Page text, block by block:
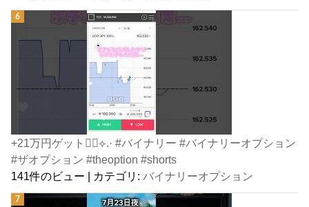
+21万円ゲット👍🏻⟡.· #バイナリー #バイナリーオプション
#ザオプション #theoption #shorts
141件のビュー | カテゴリ: バイナリーオプション